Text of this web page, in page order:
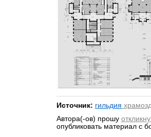
Источник: гильдия
Автора(-ов) прошу
опубликовать материал с